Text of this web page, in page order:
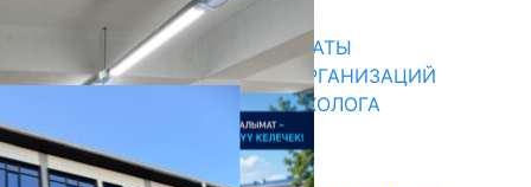
В ПРИМЕРНЫЕ ТИПОВЫЕ ШТАТЫ
ОБЩЕОБРАЗОВАТЕЛЬНЫХ ОРГАНИЗАЦИЙ
ВВЕДЕНА ДОЛЖНОСТЬ ПСИХОЛОГА
31.07.2026
Абитуриент